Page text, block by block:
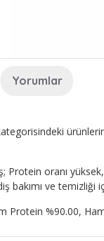
Yorumlar
oranı
bakımı ve temizliği
Protein %90.00,